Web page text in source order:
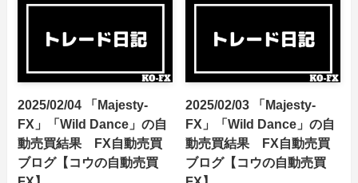
2025/02/04 「Majesty-
FX」「Wild Dance」の自
動売買結果 FX自動売買
ブログ【コウの自動売買
2025/02/03 「Majesty-
FX」「Wild Dance」の自
動売買結果 FX自動売買
ブログ【コウの自動売買